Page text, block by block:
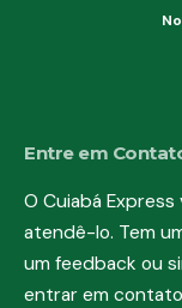
Entre em
O Cuiabá
atendê-lo. Tem
um feedback ou
entrar em